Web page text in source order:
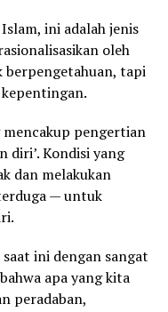
ini adalah jenis
oleh
berpengetahuan, tapi
pengertian
diri’. Kondisi yang
dan melakukan
— untuk
ini dengan sangat
apa yang kita
peradaban,